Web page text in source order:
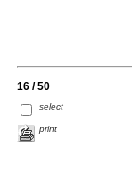
16 / 50
select
print